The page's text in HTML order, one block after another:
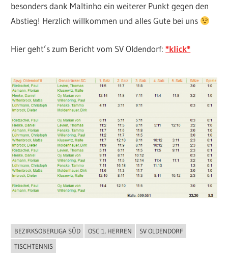
besonders dank Maltinho ein weiterer Punkt gegen den
Abstieg! Herzlich willkommen und alles Gute bei uns
Hier geht’s zum Bericht vom SV Oldendorf:*klick*
ALLGEMEIN
BEZIRKSOBERLIGA SÜD OSC 1. HERREN
SV OLDENDORF
TISCHTENNIS